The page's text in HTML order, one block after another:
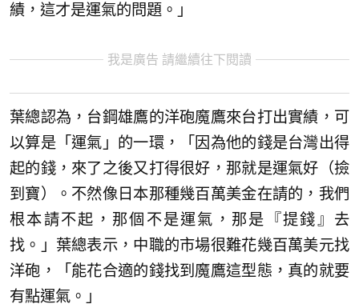
績，這才是運氣的問題。」
我是廣告 請繼續往下閱讀
葉總認為，台鋼雄鷹的洋砲魔鷹來台打出實績，可
以算是「運氣」的一環，「因為他的錢是台灣出得
起的錢，來了之後又打得很好，那就是運氣好（撿
到寶）。不然像日本那種幾百萬美金在請的，我們
根本請不起，那個不是運氣，那是『提錢』去
找。」葉總表示，中職的市場很難花幾百萬美元找
洋砲，「能花合適的錢找到魔鷹這型態，真的就要
有點運氣。」